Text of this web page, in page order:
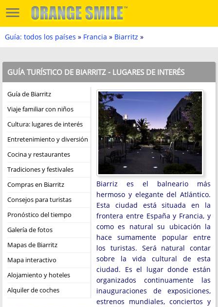
Guía: todos los países » Francia » Biarritz »
GUÍA TURÍSTICO DE BIARRITZ - LUGARES DE INTERÉS
Guía de Biarritz
Viaje familiar con niños
Cultura: lugares de interés
Entretenimiento y diversión
Cocina y restaurantes
Tradiciones y festivales
Compras en Biarritz
Consejos para turistas
Pronóstico del tiempo
Galería de fotos
Mapas de Biarritz
Mapa interactivo
Alojamiento y hoteles
Alquiler de coches
Biarriz es el balneario más
hermoso y elegante del Atlántico.
Esta ciudad está situada en la
frontera entre España y Francia, y
como es natural su ubicación la
hace sumamente popular entre
los turistas. Será natural contar
sobre la vida cultural de esta
ciudad. Es el lugar donde están
organizados continuamente las
inauguraciones de exposiciones,
estrenos mundiales, conciertos y